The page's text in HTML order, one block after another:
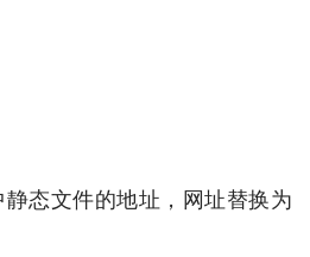
态文件的地址，网址替换为